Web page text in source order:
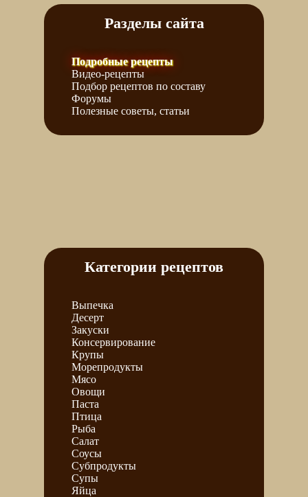
Разделы сайта
Подробные рецепты
Видео-рецепты
Подбор рецептов по составу
Форумы
Полезные советы, статьи
Категории рецептов
Выпечка
Десерт
Закуски
Консервирование
Крупы
Морепродукты
Мясо
Овощи
Паста
Птица
Рыба
Салат
Соусы
Субпродукты
Супы
Яйца